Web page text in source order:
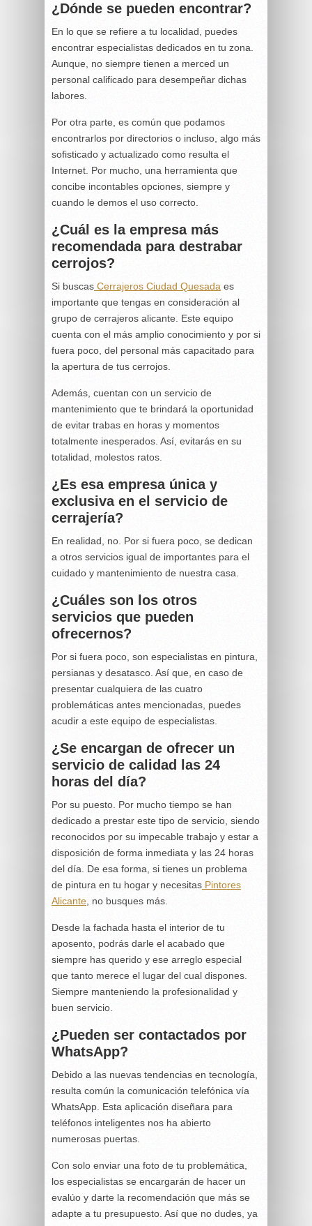
¿Dónde se pueden encontrar?
En lo que se refiere a tu localidad, puedes
encontrar especialistas dedicados en tu zona.
Aunque, no siempre tienen a merced un
personal calificado para desempeñar dichas
labores.
Por otra parte, es común que podamos
encontrarlos por directorios o incluso, algo más
sofisticado y actualizado como resulta el
Internet. Por mucho, una herramienta que
concibe incontables opciones, siempre y
cuando le demos el uso correcto.
¿Cuál es la empresa más
recomendada para destrabar
cerrojos?
Si buscas Cerrajeros Ciudad Quesada es
importante que tengas en consideración al
grupo de cerrajeros alicante. Este equipo
cuenta con el más amplio conocimiento y por si
fuera poco, del personal más capacitado para
la apertura de tus cerrojos.
Además, cuentan con un servicio de
mantenimiento que te brindará la oportunidad
de evitar trabas en horas y momentos
totalmente inesperados. Así, evitarás en su
totalidad, molestos ratos.
¿Es esa empresa única y
exclusiva en el servicio de
cerrajería?
En realidad, no. Por si fuera poco, se dedican
a otros servicios igual de importantes para el
cuidado y mantenimiento de nuestra casa.
¿Cuáles son los otros
servicios que pueden
ofrecernos?
Por si fuera poco, son especialistas en pintura,
persianas y desatasco. Así que, en caso de
presentar cualquiera de las cuatro
problemáticas antes mencionadas, puedes
acudir a este equipo de especialistas.
¿Se encargan de ofrecer un
servicio de calidad las 24
horas del día?
Por su puesto. Por mucho tiempo se han
dedicado a prestar este tipo de servicio, siendo
reconocidos por su impecable trabajo y estar a
disposición de forma inmediata y las 24 horas
del día. De esa forma, si tienes un problema
de pintura en tu hogar y necesitas Pintores
Alicante , no busques más.
Desde la fachada hasta el interior de tu
aposento, podrás darle el acabado que
siempre has querido y ese arreglo especial
que tanto merece el lugar del cual dispones.
Siempre manteniendo la profesionalidad y
buen servicio.
¿Pueden ser contactados por
WhatsApp?
Debido a las nuevas tendencias en tecnología,
resulta común la comunicación telefónica vía
WhatsApp. Esta aplicación diseñara para
teléfonos inteligentes nos ha abierto
numerosas puertas.
Con solo enviar una foto de tu problemática,
los especialistas se encargarán de hacer un
evalúo y darte la recomendación que más se
adapte a tu presupuesto. Así que no dudes, ya